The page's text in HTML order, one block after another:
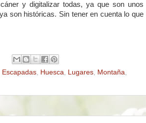
y digitalizar todas, ya que son unos
son históricas. Sin tener en cuenta lo que
Escapadas Huesca Lugares Montaña